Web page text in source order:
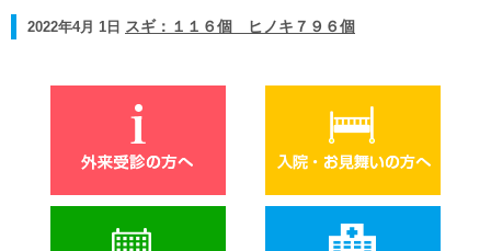
2022年4月 1日 スギ：１１６個 ヒノキ７９６個